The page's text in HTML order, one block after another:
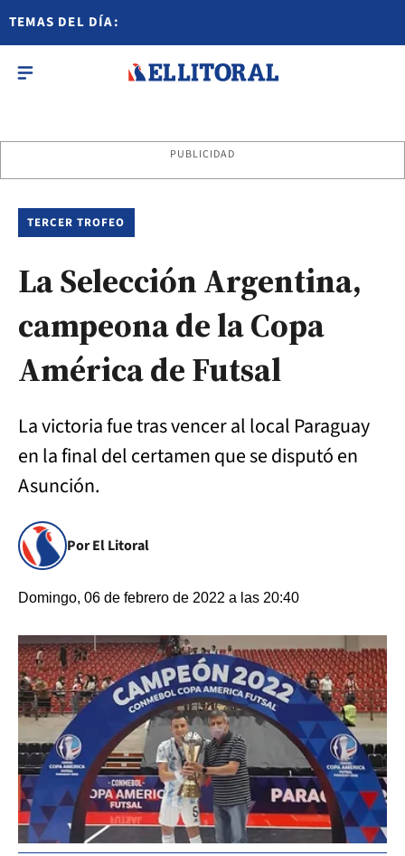
TEMAS DEL DÍA:
PUBLICIDAD
TERCER TROFEO
La Selección Argentina,
campeona de la Copa
América de Futsal
La victoria fue tras vencer al local Paraguay
en la final del certamen que se disputó en
Asunción.
Por El Litoral
Domingo, 06 de febrero de 2022 a las 20:40